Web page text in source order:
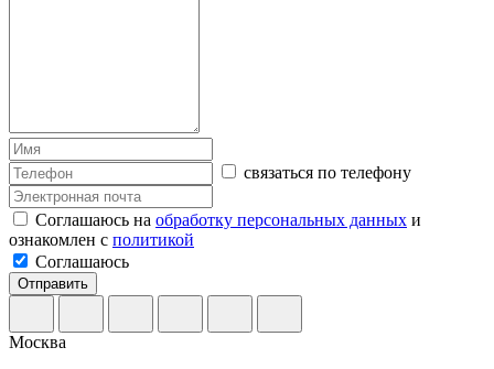
связаться по телефону
Соглашаюсь на обработку персональных данных и
ознакомлен с политикой
Соглашаюсь
Отправить
Москва